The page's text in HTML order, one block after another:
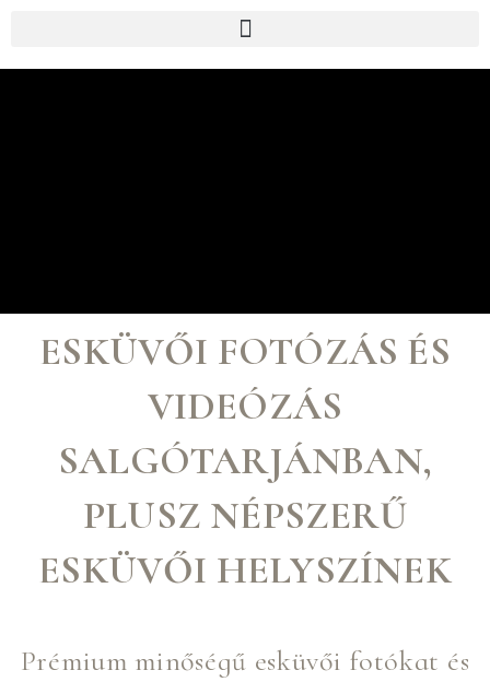
ESKÜVŐI FOTÓZÁS ÉS
VIDEÓZÁS
SALGÓTARJÁNBAN,
PLUSZ NÉPSZERŰ
ESKÜVŐI HELYSZÍNEK
Prémium minőségű esküvői fotókat és